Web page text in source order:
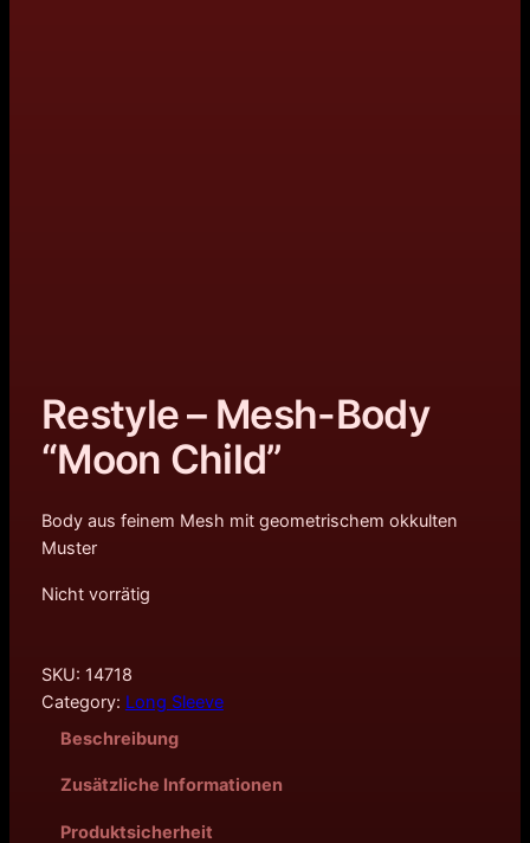
Restyle – Mesh-Body
“Moon Child”
Body aus feinem Mesh mit geometrischem okkulten
Muster
Nicht vorrätig
SKU: 14718
Category: Long Sleeve
Beschreibung
Zusätzliche Informationen
Produktsicherheit